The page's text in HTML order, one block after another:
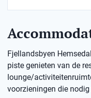
Fjellandsbyen
piste genieten van de
lounge/
voorzieningen die